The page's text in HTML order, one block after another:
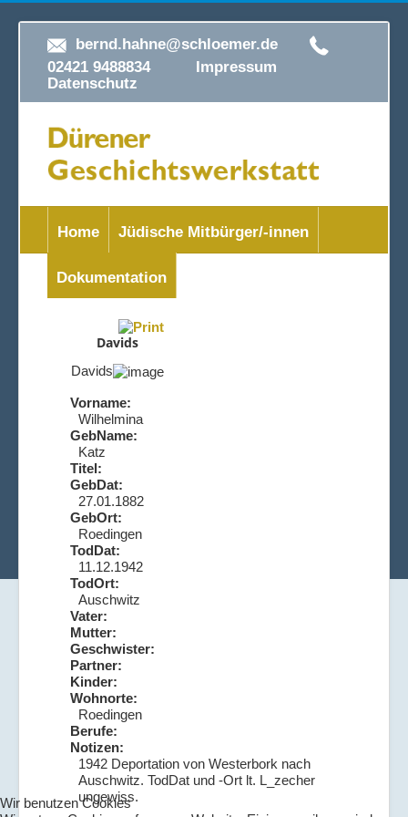
bernd.hahne@schloemer.de
02421 9488834 Impressum
Datenschutz
Home Jüdische Mitbürger/-innen
Dokumentation
Davids
Davids
Vorname:
Wilhelmina
GebName:
Katz
Titel:
GebDat:
27.01.1882
GebOrt:
Roedingen
TodDat:
11.12.1942
TodOrt:
Auschwitz
Vater:
Mutter:
Geschwister:
Partner:
Kinder:
Wohnorte:
Roedingen
Berufe:
Notizen:
1942 Deportation von Westerbork nach
Auschwitz. TodDat und -Ort lt. L_zecher
ungewiss.
Wir benutzen Cookies